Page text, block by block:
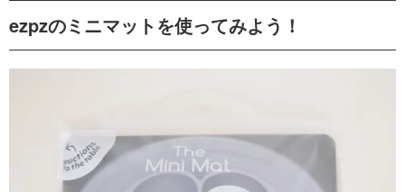
ezpzのミニマットを使ってみよう！